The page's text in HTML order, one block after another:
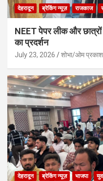
देहरादून ब्रेकिंग न्यूज़ राजकाज
NEET पेपर लीक और छात्रों
का प्रदर्शन
July 23, 2026 शोभा/ओम प्रकाश
देहरादून ब्रेकिंग न्यूज़ भाजपा